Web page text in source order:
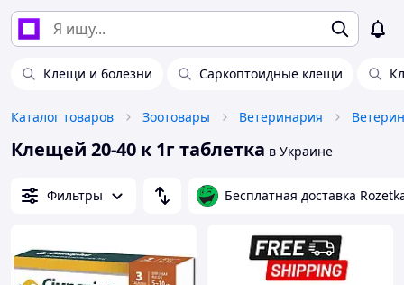
Клещи и болезни Саркоптоидные клещи
Каталог товаров Зоотовары Ветеринария
Клещей 20-40 к 1г таблетка в Украине
Фильтры Бесплатная доставка